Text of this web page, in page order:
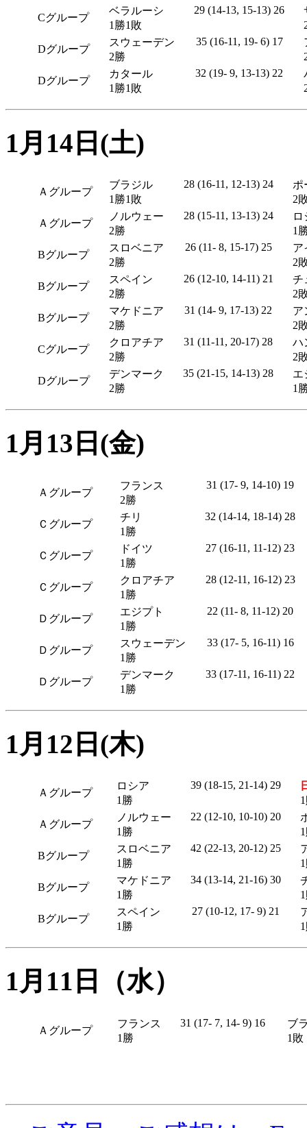
Cグループ
ベラルーシ
1勝1敗
29 (14-13, 15-13) 26
Dグループ
スウェーデン
2勝
35 (16-11, 19- 6) 17
Dグループ
カタール
1勝1敗
32 (19- 9, 13-13) 22
1月14日(土)
Ａグループ
ブラジル
1勝1敗
28 (16-11, 12-13) 24
ポ
2
Ａグループ
ノルウェー
2勝
28 (15-11, 13-13) 24
ロ
1
Bグループ
スロベニア
2勝
26 (11- 8, 15-17) 25
ア
2
Bグループ
スペイン
2勝
26 (12-10, 14-11) 21
チ
2
Bグループ
マケドニア
2勝
31 (14- 9, 17-13) 22
ア
2
Cグループ
クロアチア
2勝
31 (11-11, 20-17) 28
ハ
2
Dグループ
デンマーク
2勝
35 (21-15, 14-13) 28
エ
1
1月13日(金)
Ａグループ
フランス
2勝
31 (17- 9, 14-10) 19
Ｃグループ
チリ
1勝
32 (14-14, 18-14) 28
Ｃグループ
ドイツ
1勝
27 (16-11, 11-12) 23
Ｃグループ
クロアチア
1勝
28 (12-11, 16-12) 23
Ｄグループ
エジプト
1勝
22 (11- 8, 11-12) 20
Ｄグループ
スウェーデン
1勝
33 (17- 5, 16-11) 16
Ｄグループ
デンマーク
1勝
33 (17-11, 16-11) 22
1月12日(木)
Ａグループ
ロシア
1勝
39 (18-15, 21-14) 29
Ａグループ
ノルウェー
1勝
22 (12-10, 10-10) 20
Bグループ
スロベニア
1勝
42 (22-13, 20-12) 25
Bグループ
マケドニア
1勝
34 (13-14, 21-16) 30
Bグループ
スペイン
1勝
27 (10-12, 17- 9) 21
1月11日（水）
Ａグループ
フランス
1勝
31 (17- 7, 14- 9) 16
ブ
1敗